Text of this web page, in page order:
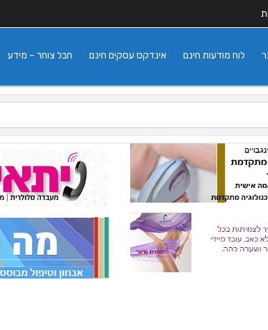
חבל צוחר – מידע אינדקס עסקים חינם לוח מודעות חינם